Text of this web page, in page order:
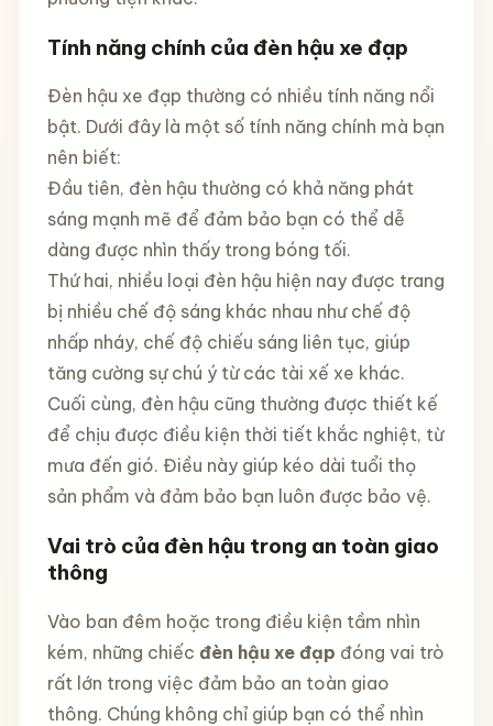
Tính năng chính của đèn hậu xe đạp
Đèn hậu xe đạp thường có nhiều tính năng nổi
bật. Dưới đây là một số tính năng chính mà bạn
nên biết:
Đầu tiên, đèn hậu thường có khả năng phát
sáng mạnh mẽ để đảm bảo bạn có thể dễ
dàng được nhìn thấy trong bóng tối.
Thứ hai, nhiều loại đèn hậu hiện nay được trang
bị nhiều chế độ sáng khác nhau như chế độ
nhấp nháy, chế độ chiếu sáng liên tục, giúp
tăng cường sự chú ý từ các tài xế xe khác.
Cuối cùng, đèn hậu cũng thường được thiết kế
để chịu được điều kiện thời tiết khắc nghiệt, từ
mưa đến gió. Điều này giúp kéo dài tuổi thọ
sản phẩm và đảm bảo bạn luôn được bảo vệ.
Vai trò của đèn hậu trong an toàn giao
thông
Vào ban đêm hoặc trong điều kiện tầm nhìn
kém, những chiếc đèn hậu xe đạp đóng vai trò
rất lớn trong việc đảm bảo an toàn giao
thông. Chúng không chỉ giúp bạn có thể nhìn